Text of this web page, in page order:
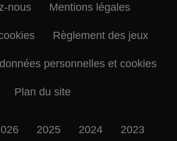
nous Mentions légales
Règlement des jeux
personnelles et cookies
Plan du site
2025 2024 2023